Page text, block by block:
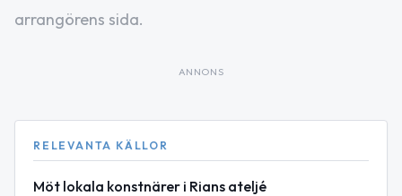
arrangörens sida.
ANNONS
RELEVANTA KÄLLOR
Möt lokala konstnärer i Rians ateljé